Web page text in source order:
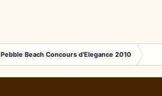
Pebble Beach Concours d'Elegance 2010